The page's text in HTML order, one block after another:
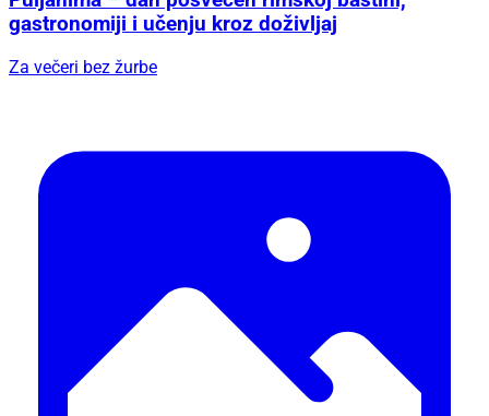
gastronomiji i učenju kroz doživljaj
Za večeri bez žurbe